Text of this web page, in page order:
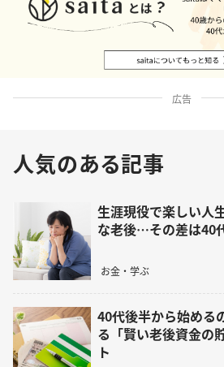
広告
人気のある記事
生涯現役で楽しい人
な老後…その差は40
お金・学ぶ
40代後半から始める
る「賢い老後資金の
ト